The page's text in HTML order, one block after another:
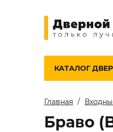
КАТАЛОГ
Главная
Браво